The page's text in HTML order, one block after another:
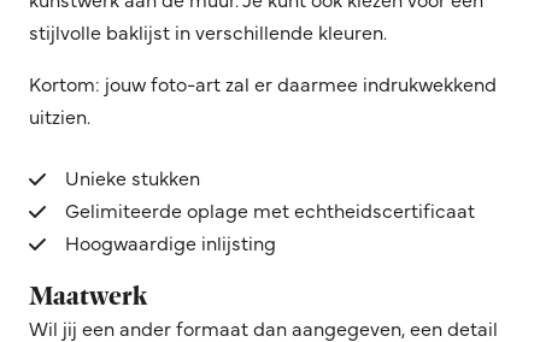
stijlvolle baklijst in verschillende kleuren.
Kortom: jouw foto-art zal er daarmee indrukwekkend
uitzien.
Unieke stukken
Gelimiteerde oplage met echtheidscertificaat
Hoogwaardige inlijsting
Maatwerk
Wil jij een ander formaat dan aangegeven, een detail